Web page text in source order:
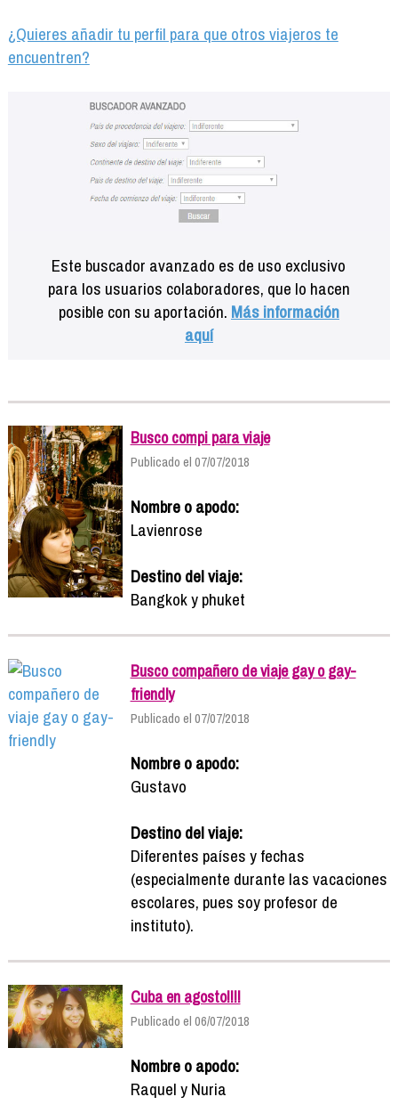
¿Quieres añadir tu perfil para que otros viajeros te
encuentren?
Este buscador avanzado es de uso exclusivo
para los usuarios colaboradores, que lo hacen
posible con su aportación. Más información
aquí
Busco compi para viaje
Publicado el 07/07/2018
Nombre o apodo:
Lavienrose
Destino del viaje:
Bangkok y phuket
Busco compañero de viaje gay o gay-
friendly
Publicado el 07/07/2018
Nombre o apodo:
Gustavo
Destino del viaje:
Diferentes países y fechas
(especialmente durante las vacaciones
escolares, pues soy profesor de
instituto).
Cuba en agosto!!!!
Publicado el 06/07/2018
Nombre o apodo:
Raquel y Nuria